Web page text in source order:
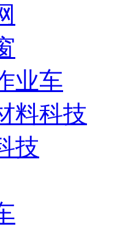
业车
料科技
技